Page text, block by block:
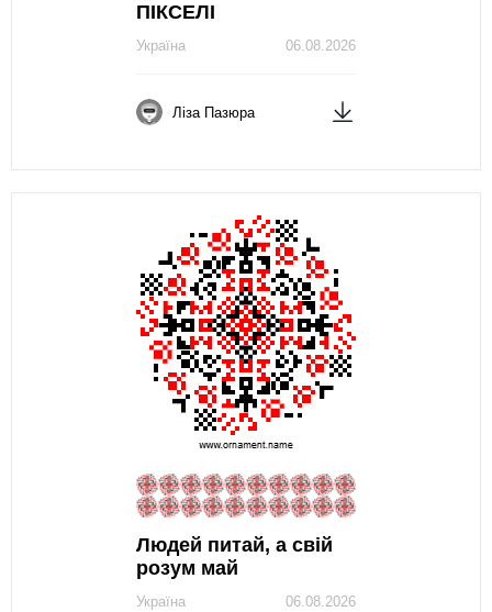
ПІКСЕЛІ
06.08.2026
Україна
Ліза Пазюра
Людей питай, а свій
розум май
06.08.2026
Україна